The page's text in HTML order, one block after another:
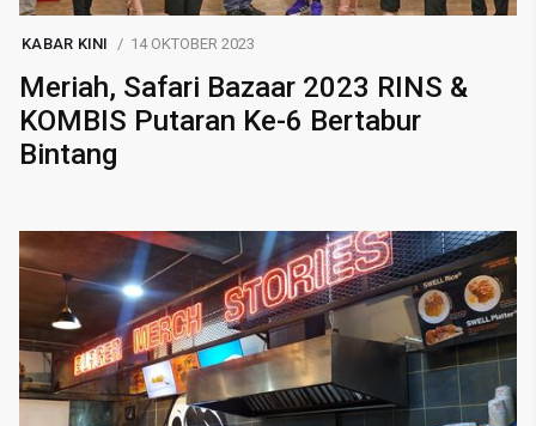
KABAR KINI 14 OKTOBER 2023
Meriah, Safari Bazaar 2023 RINS &
KOMBIS Putaran Ke-6 Bertabur
Bintang